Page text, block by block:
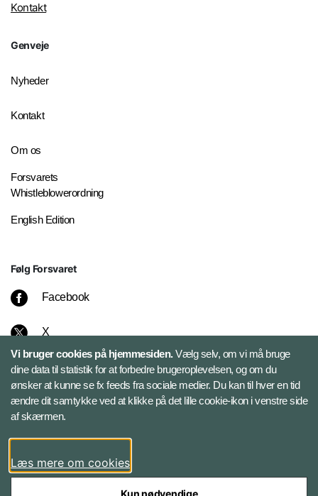
Kontakt
Genveje
Nyheder
Kontakt
Om os
Forsvarets
Whistleblowerordning
English Edition
Følg Forsvaret
Facebook
X
Instagram
Bluesky
LinkedIn
Vi bruger cookies på hjemmesiden.Vælg selv, om vi må bruge
dine data til statistik for at forbedre brugeroplevelsen, og om du
ønsker at kunne se fx feeds fra sociale medier. Du kan til hver en tid
ændre dit samtykke ved at klikke på det lille cookie-ikon i venstre side
af skærmen.
Læs mere om cookies
Kun nødvendige